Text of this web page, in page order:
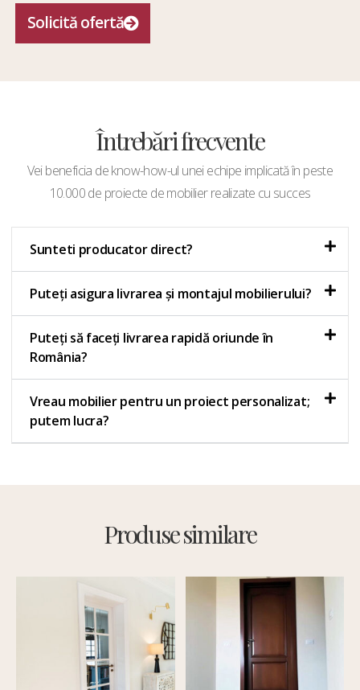
Solicită ofertă
Întrebări frecvente
Vei beneficia de know-how-ul unei echipe implicată în peste
10.000 de proiecte de mobilier realizate cu succes
Sunteti producator direct?
Puteți asigura livrarea și montajul mobilierului?
Puteți să faceți livrarea rapidă oriunde în
România?
Vreau mobilier pentru un proiect personalizat;
putem lucra?
Produse similare